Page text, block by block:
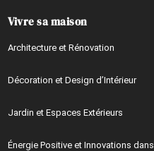
Vivre sa maison
Architecture et Rénovation
Décoration et Design d’Intérieur
Jardin et Espaces Extérieurs
Énergie Positive et Innovations